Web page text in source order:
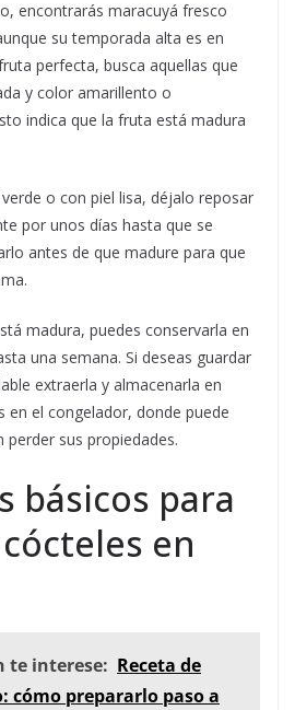
encontrarás maracuyá fresco
su temporada alta es en
perfecta, busca aquellas que
y color amarillento o
indica que la fruta está madura
o con piel lisa, déjalo reposar
por unos días hasta que se
antes de que madure para que
madura, puedes conservarla en
una semana. Si deseas guardar
extraerla y almacenarla en
en el congelador, donde puede
perder sus propiedades.
básicos para
en
te interese: Receta de
cómo prepararlo paso a